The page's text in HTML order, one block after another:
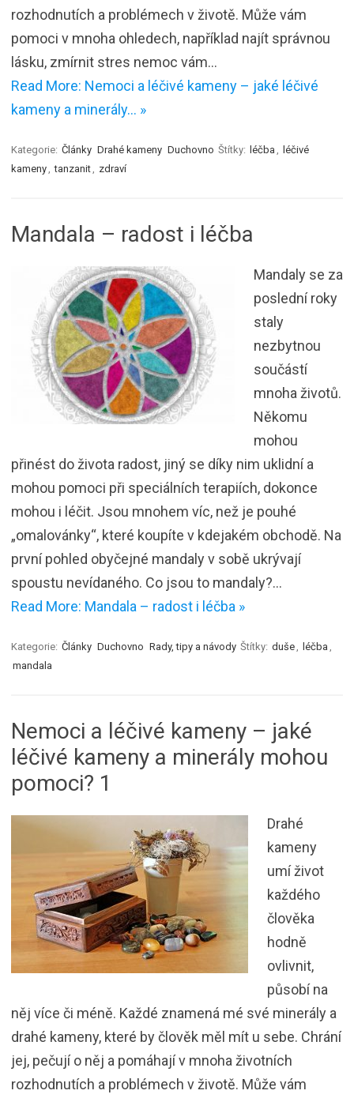
rozhodnutích a problémech v životě. Může vám
pomoci v mnoha ohledech, například najít správnou
lásku, zmírnit stres nemoc vám…
Read More: Nemoci a léčivé kameny – jaké léčivé
kameny a minerály… »
Kategorie: Články Drahé kameny Duchovno Štítky: léčba
léčivé
kameny
tanzanit zdraví
Mandala – radost i léčba
Mandaly se za
poslední roky
staly
nezbytnou
součástí
mnoha životů.
Někomu
mohou
přinést do života radost, jiný se díky nim uklidní a
mohou pomoci při speciálních terapiích, dokonce
mohou i léčit. Jsou mnohem víc, než je pouhé
„omalovánky“, které koupíte v kdejakém obchodě. Na
první pohled obyčejné mandaly v sobě ukrývají
spoustu nevídaného. Co jsou to mandaly?…
Read More: Mandala – radost i léčba »
Kategorie: Články Duchovno Rady, tipy a návody Štítky: duše léčba
mandala
Nemoci a léčivé kameny – jaké
léčivé kameny a minerály mohou
pomoci? 1
Drahé
kameny
umí život
každého
člověka
hodně
ovlivnit,
působí na
něj více či méně. Každé znamená mé své minerály a
drahé kameny, které by člověk měl mít u sebe. Chrání
jej, pečují o něj a pomáhají v mnoha životních
rozhodnutích a problémech v životě. Může vám